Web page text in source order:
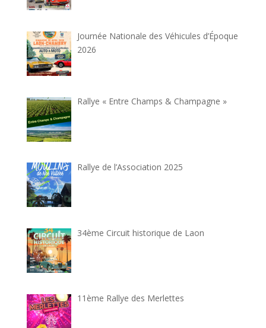
Journée Nationale des Véhicules d’Époque
2026
Rallye « Entre Champs & Champagne »
Rallye de l’Association 2025
34ème Circuit historique de Laon
11ème Rallye des Merlettes